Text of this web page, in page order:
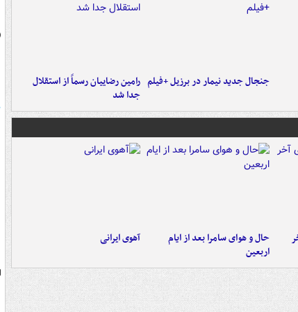
جنجال جدید نیمار در برزیل +فیلم رامین رضاییان رسماً از استقلال
جدا شد
حال و هوای سامرا بعد از ایام
اربعین
آهوی ایرانی